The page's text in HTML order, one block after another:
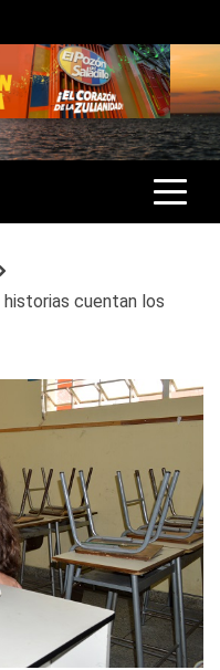
VENEZUELA Y
GENERAL.
historias cuentan los